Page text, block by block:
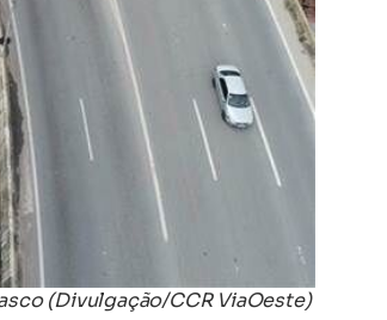
(Divulgação/CCR ViaOeste)